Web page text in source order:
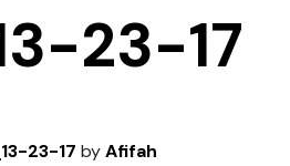
23-17
23-17 byAfifah